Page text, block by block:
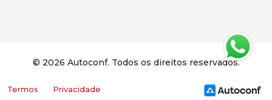
© 2026 Autoconf. Todos os direitos reservados.
Termos Privacidade